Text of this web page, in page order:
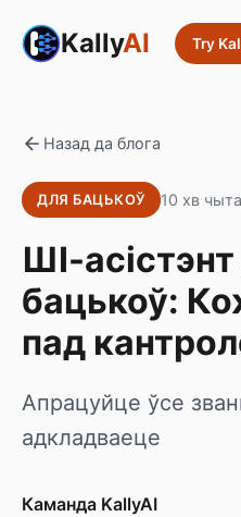
KallyAI Try
Назад да блога
ДЛЯ БАЦЬКОЎ 10 хв
ШІ-
бацькоў:
пад
Апрацуйце ўсе
адкладваеце
Каманда KallyAI